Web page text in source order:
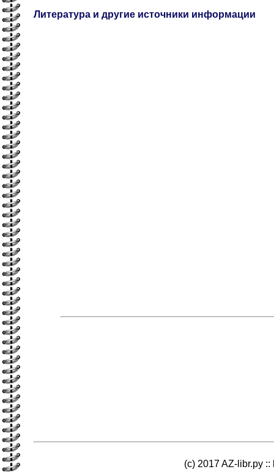
Литература и другие источники информации
(c) 2017 AZ-libr.ру ::